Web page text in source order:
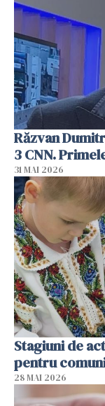
Răzvan
3 CNN.
31 MAI 2026
Stagiuni de
pentru
28 MAI 2026